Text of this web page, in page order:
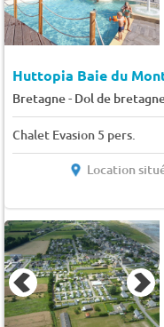
Huttopia Baie du
Bretagne- Dol de
Chalet Evasion 5 pers.
Location